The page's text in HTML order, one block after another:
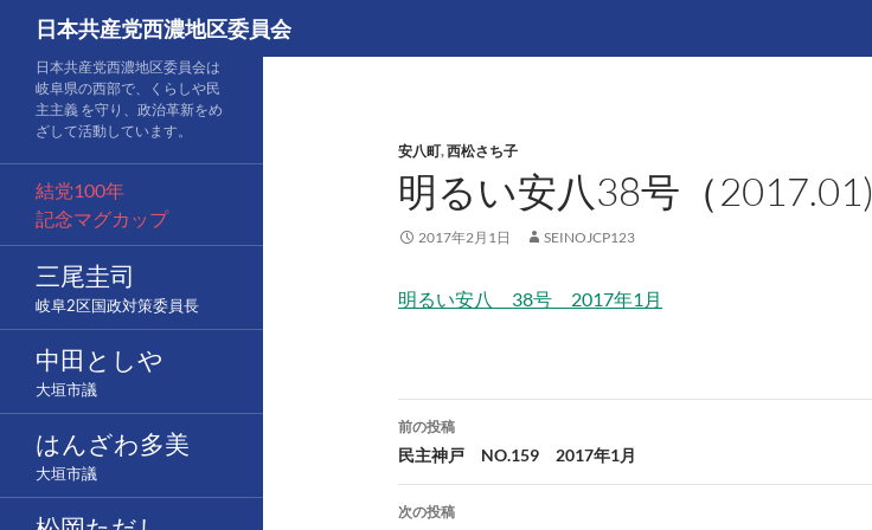
ス
プ
日本共産党西濃地区委員会
安八町,西松さち子
明るい安八38号（2017.01)
2017年2月1日 SEINOJCP123
明るい安八 38号 2017年1月
投
稿
ナ
前の投稿
民主神戸 NO.159 2017年1月
次の投稿
日本共産党西濃地区委員会は
岐阜県の西部で、くらしや民
主主義 を守り、政治革新をめ
ざして活動しています。
結党100年
記念マグカップ
三尾圭司
岐阜2区国政対策委員長
中田としや
大垣市議
はんざわ多美
大垣市議